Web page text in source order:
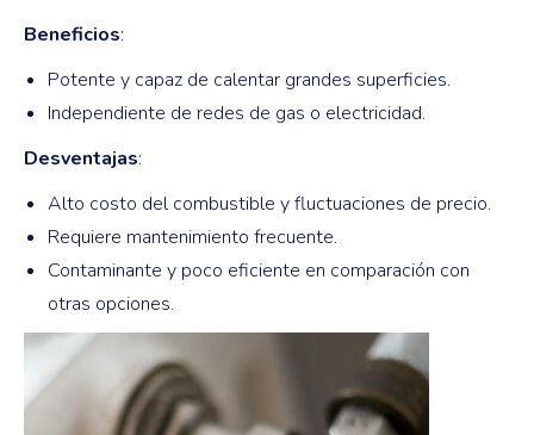
Beneficios:
Potente y capaz de calentar grandes superficies.
Independiente de redes de gas o electricidad.
Desventajas:
Alto costo del combustible y fluctuaciones de precio.
Requiere mantenimiento frecuente.
Contaminante y poco eficiente en comparación con
otras opciones.